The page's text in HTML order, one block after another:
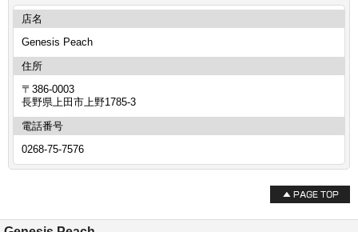
店名
Genesis Peach
住所
〒386-0003
長野県上田市上野1785-3
電話番号
0268-75-7576